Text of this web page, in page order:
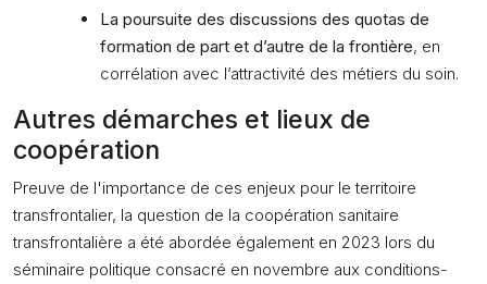
La poursuite des discussions des quotas de
formation de part et d’autre de la frontière, en
corrélation avec l’attractivité des métiers du soin.
Autres démarches et lieux de
coopération
Preuve de l'importance de ces enjeux pour le territoire
transfrontalier, la question de la coopération sanitaire
transfrontalière a été abordée également en 2023 lors du
séminaire politique consacré en novembre aux conditions-